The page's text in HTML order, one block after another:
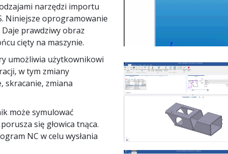
narzędzi importu
Niniejsze oprogramowanie
prawdziwy obraz
cięty na maszynie.
umożliwia użytkownikowi
w tym zmiany
skracanie, zmiana
może symulować
się głowica tnąca.
NC w celu wysłania